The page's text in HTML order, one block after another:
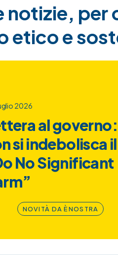
notizie, per
etico e
2026
al governo:
si indebolisca il
No Significant
NOVITÀ DA ÈNOSTRA